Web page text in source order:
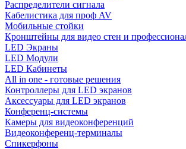
Распределители сигнала
Кабелистика для проф AV
Мобильные стойки
Кронштейны для видео стен и
LED Экраны
LED Модули
LED Кабинеты
All in one - готовые решения
Контроллеры для LED экранов
Аксессуары для LED экранов
Конференц-системы
Камеры для видеоконференций
Видеоконференц-терминалы
Спикерфоны